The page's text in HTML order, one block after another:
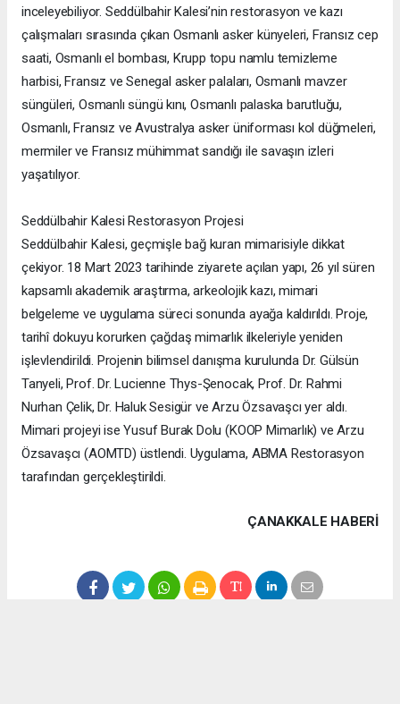
inceleyebiliyor. Seddülbahir Kalesi’nin restorasyon ve kazı
çalışmaları sırasında çıkan Osmanlı asker künyeleri, Fransız cep
saati, Osmanlı el bombası, Krupp topu namlu temizleme
harbisi, Fransız ve Senegal asker palaları, Osmanlı mavzer
süngüleri, Osmanlı süngü kını, Osmanlı palaska barutluğu,
Osmanlı, Fransız ve Avustralya asker üniforması kol düğmeleri,
mermiler ve Fransız mühimmat sandığı ile savaşın izleri
yaşatılıyor.
Seddülbahir Kalesi Restorasyon Projesi
Seddülbahir Kalesi, geçmişle bağ kuran mimarisiyle dikkat
çekiyor. 18 Mart 2023 tarihinde ziyarete açılan yapı, 26 yıl süren
kapsamlı akademik araştırma, arkeolojik kazı, mimari
belgeleme ve uygulama süreci sonunda ayağa kaldırıldı. Proje,
tarihî dokuyu korurken çağdaş mimarlık ilkeleriyle yeniden
işlevlendirildi. Projenin bilimsel danışma kurulunda Dr. Gülsün
Tanyeli, Prof. Dr. Lucienne Thys-Şenocak, Prof. Dr. Rahmi
Nurhan Çelik, Dr. Haluk Sesigür ve Arzu Özsavaşcı yer aldı.
Mimari projeyi ise Yusuf Burak Dolu (KOOP Mimarlık) ve Arzu
Özsavaşcı (AOMTD) üstlendi. Uygulama, ABMA Restorasyon
tarafından gerçekleştirildi.
ÇANAKKALE HABERİ